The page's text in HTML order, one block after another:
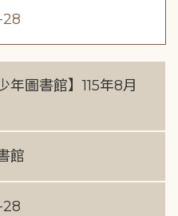
年圖書館】115年8月
館